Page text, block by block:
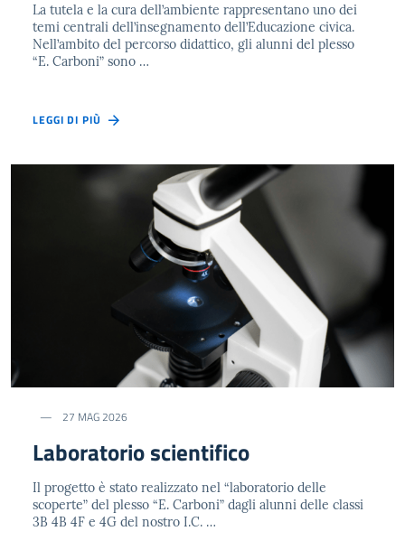
La tutela e la cura dell’ambiente rappresentano uno dei
temi centrali dell’insegnamento dell’Educazione civica.
Nell’ambito del percorso didattico, gli alunni del plesso
“E. Carboni” sono …
LEGGI DI PIÙ
27 MAG 2026
Laboratorio scientifico
Il progetto è stato realizzato nel “laboratorio delle
scoperte” del plesso “E. Carboni” dagli alunni delle classi
3B 4B 4F e 4G del nostro I.C. …